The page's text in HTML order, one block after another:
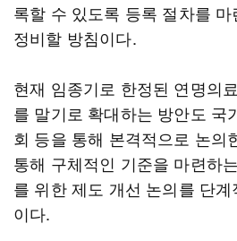
록할 수 있도록 등록 절차를
정비할 방침이다.
현재 임종기로 한정된 연명의
를 말기로 확대하는 방안도 국
회 등을 통해 본격적으로 논의
통해 구체적인 기준을 마련하
를 위한 제도 개선 논의를 단
이다.